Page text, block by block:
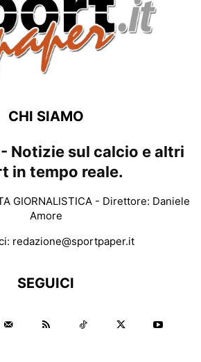
CHI SIAMO
Notizie sul calcio e altri
in tempo reale.
GIORNALISTICA - Direttore: Daniele
Amore
redazione@sportpaper.it
SEGUICI